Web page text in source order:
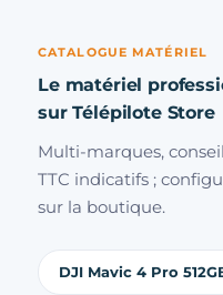
CATALOGUE MATÉRIEL
Le matériel
sur Télépilote Store
Multi-marques,
TTC indicatifs ;
sur la boutique.
DJI Mavic 4 Pro